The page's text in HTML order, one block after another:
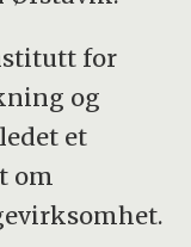
for
og
et
om